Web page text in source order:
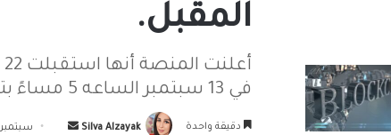
المقبل.
في 13 سبتمبر الساعه 5 مساءً بتوقيت مكة المكرمة.
Silva Alzayak
أرسل
سبتمبر 8, 2022 دقيقة واحدة